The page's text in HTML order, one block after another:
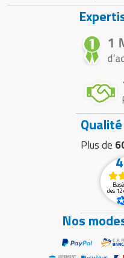
Plus de
des
Nos